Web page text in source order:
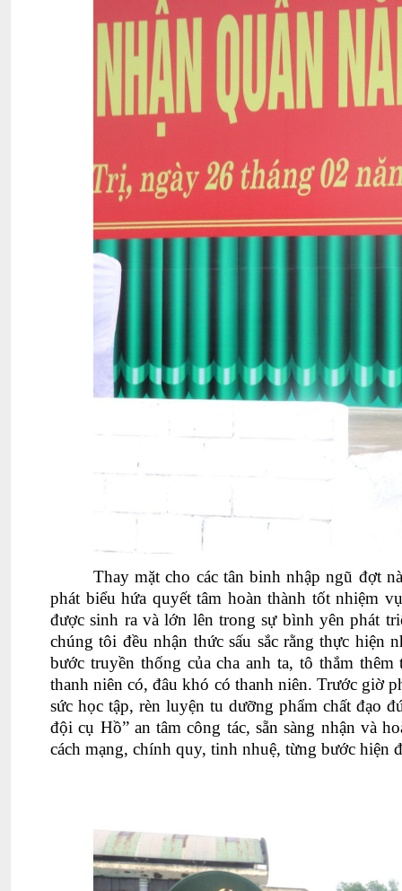
Thay mặt cho các tân binh nhập ngũ đợt
phát biểu hứa quyết tâm hoàn thành tốt nhiệm
được sinh ra và lớn lên trong sự bình yên phát
chúng tôi đều nhận thức sấu sắc rằng thực
bước truyền thống của cha anh ta, tô thắm
thanh niên có, đâu khó có thanh niên. Trước giờ
sức học tập, rèn luyện tu dưỡng phẩm chất đạo
đội cụ Hồ” an tâm công tác, sẵn sàng nhận và
cách mạng, chính quy, tinh nhuệ, từng bước hiện